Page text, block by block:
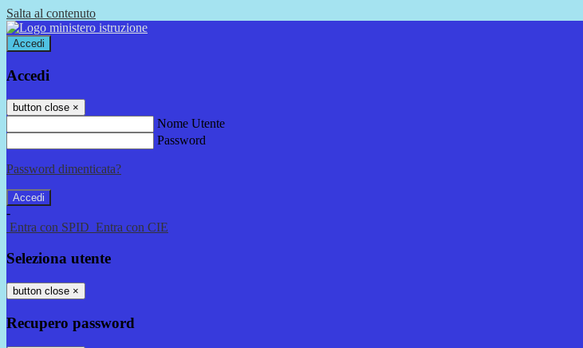
Salta al contenuto
Accedi
Accedi
button close ×
Nome Utente
Password
Password dimenticata?
-
Entra con SPID Entra con CIE
Seleziona utente
button close ×
Recupero password